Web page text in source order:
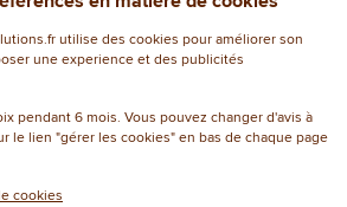
ou bien avec embout de
une bande toujours propre !
citons le
utilise des cookies pour améliorer son
une experience et des publicités
pendant 6 mois. Vous pouvez changer d'avis à
le lien "gérer les cookies" en bas de chaque page
cookies